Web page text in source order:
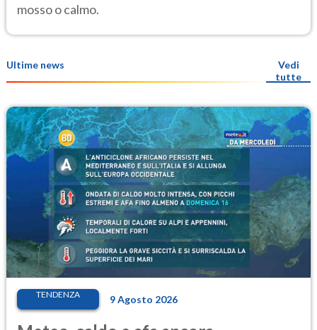
mosso o calmo.
Ultime news
Vedi
tutte
TENDENZA 9 Agosto 2026